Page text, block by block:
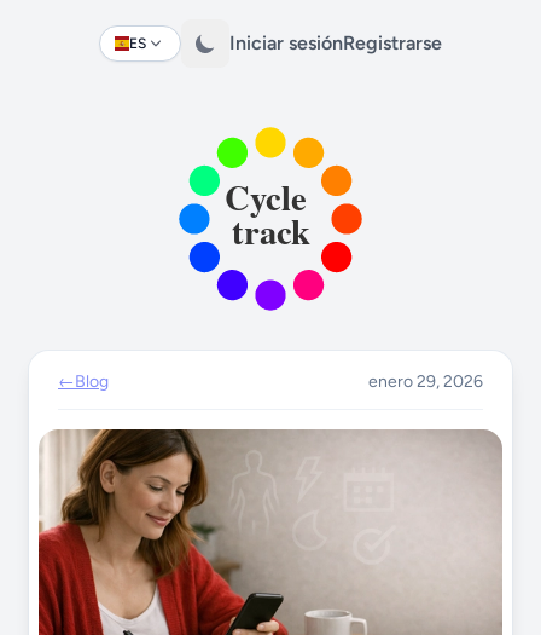
ES
Change language Iniciar sesiónRegistrarse
←Blog enero 29, 2026